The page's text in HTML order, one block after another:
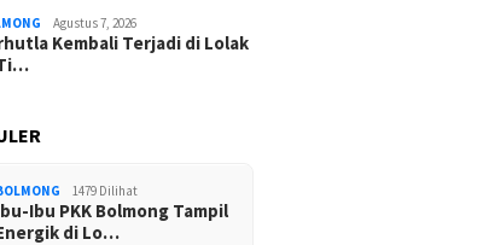
Agustus 7, 2026
Kembali Terjadi di Lolak
1479 Dilihat
Ibu PKK Bolmong Tampil
di Lo…